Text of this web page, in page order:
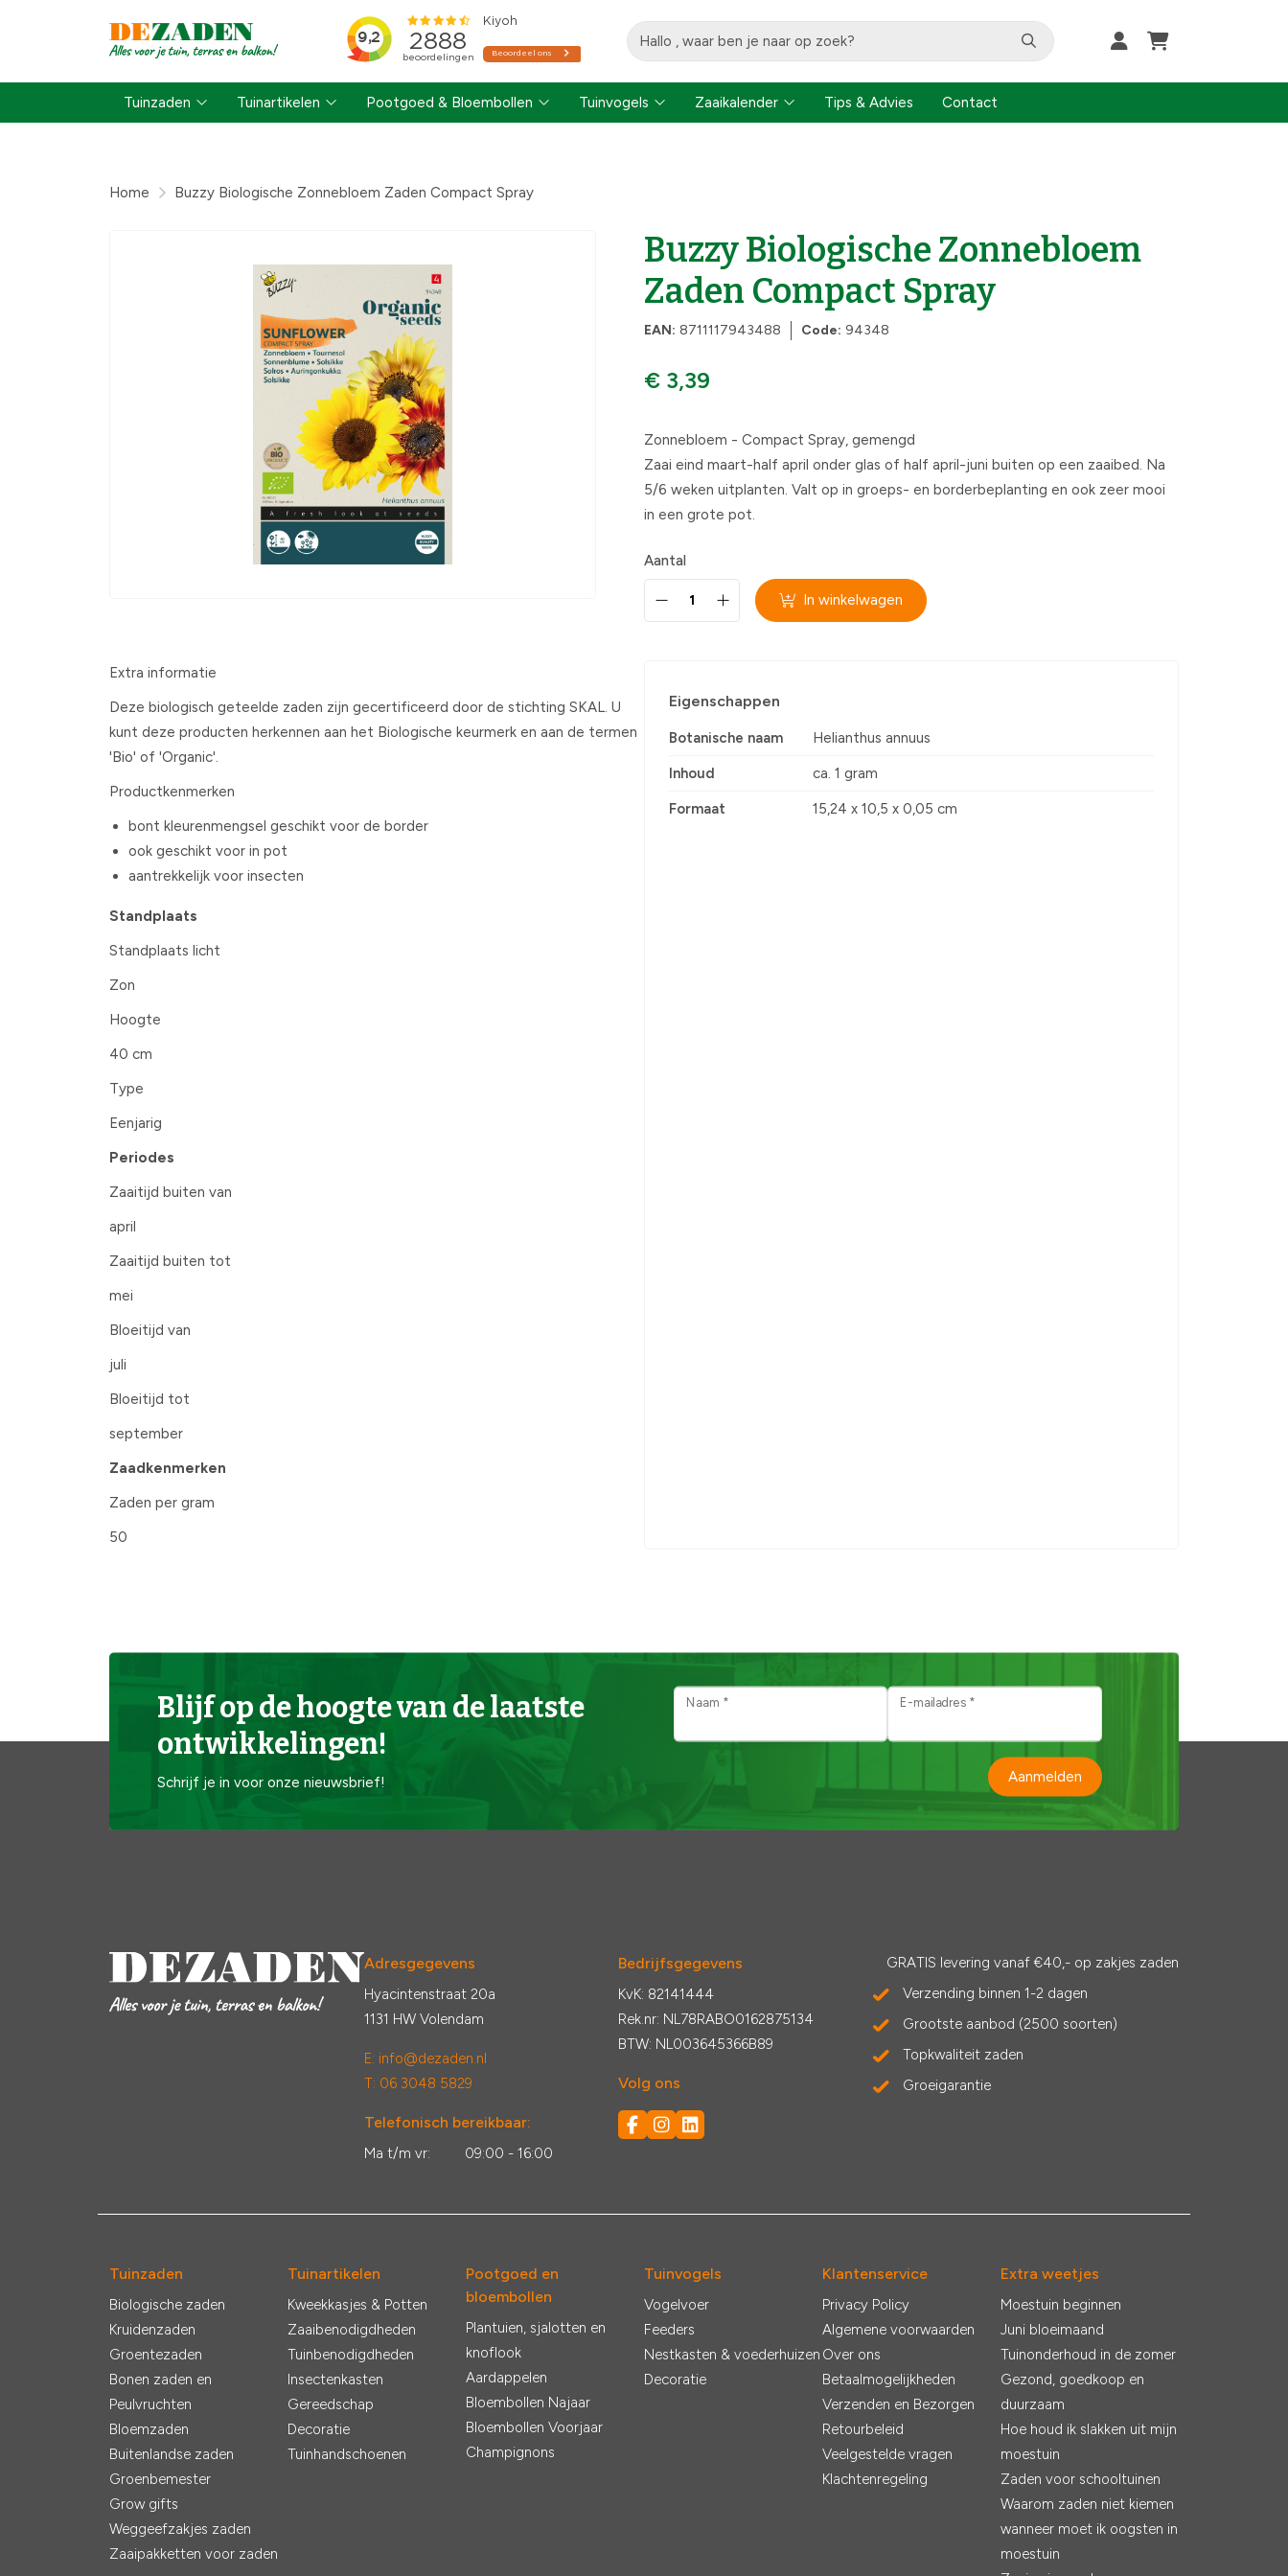
Tuinzaden Tuinartikelen Pootgoed & Bloembollen Tuinvogels Zaaikalender Tips & Advies Contact
Home Buzzy Biologische Zonnebloem Zaden Compact Spray
Buzzy Biologische Zonnebloem
Zaden Compact Spray
EAN: 8711117943488 Code: 94348
€ 3,39
Zonnebloem - Compact Spray, gemengd
Zaai eind maart-half april onder glas of half april-juni buiten op een zaaibed. Na
5/6 weken uitplanten. Valt op in groeps- en borderbeplanting en ook zeer mooi
in een grote pot.
Aantal
In winkelwagen
Extra informatie
Deze biologisch geteelde zaden zijn gecertificeerd door de stichting SKAL. U
kunt deze producten herkennen aan het Biologische keurmerk en aan de termen
'Bio' of 'Organic'.
Productkenmerken
bont kleurenmengsel geschikt voor de border
ook geschikt voor in pot
aantrekkelijk voor insecten
Standplaats
Standplaats licht
Zon
Hoogte
40 cm
Type
Eenjarig
Periodes
Zaaitijd buiten van
april
Zaaitijd buiten tot
mei
Bloeitijd van
juli
Bloeitijd tot
september
Zaadkenmerken
Zaden per gram
50
Eigenschappen
Botanische naam Helianthus annuus
Inhoud ca. 1 gram
Formaat 15,24 x 10,5 x 0,05 cm
Blijf op de hoogte van de laatste
ontwikkelingen!
Schrijf je in voor onze nieuwsbrief!
Naam * E-mailadres *
Aanmelden
Adresgegevens
Hyacintenstraat 20a
1131 HW Volendam
E: info@dezaden.nl
T: 06 3048 5829
Telefonisch bereikbaar:
Ma t/m vr: 09:00 - 16:00
Bedrijfsgegevens
KvK: 82141444
Rek.nr: NL78RABO0162875134
BTW: NL003645366B89
Volg ons
GRATIS levering vanaf €40,- op zakjes zaden
Verzending binnen 1-2 dagen
Grootste aanbod (2500 soorten)
Topkwaliteit zaden
Groeigarantie
Tuinzaden
Biologische zaden
Kruidenzaden
Groentezaden
Bonen zaden en
Peulvruchten
Bloemzaden
Buitenlandse zaden
Groenbemester
Grow gifts
Weggeefzakjes zaden
Zaaipakketten voor zaden
Tuinartikelen
Kweekkasjes & Potten
Zaaibenodigdheden
Tuinbenodigdheden
Insectenkasten
Gereedschap
Decoratie
Tuinhandschoenen
Pootgoed en
bloembollen
Plantuien, sjalotten en
knoflook
Aardappelen
Bloembollen Najaar
Bloembollen Voorjaar
Champignons
Tuinvogels
Vogelvoer
Feeders
Nestkasten & voederhuizen
Decoratie
Klantenservice
Privacy Policy
Algemene voorwaarden
Over ons
Betaalmogelijkheden
Verzenden en Bezorgen
Retourbeleid
Veelgestelde vragen
Klachtenregeling
Extra weetjes
Moestuin beginnen
Juni bloeimaand
Tuinonderhoud in de zomer
Gezond, goedkoop en
duurzaam
Hoe houd ik slakken uit mijn
moestuin
Zaden voor schooltuinen
Waarom zaden niet kiemen
wanneer moet ik oogsten in
moestuin